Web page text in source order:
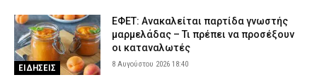
ΕΙΔΗΣΕΙΣ
ΕΦΕΤ: Ανακαλείται παρτίδα γνωστής
μαρμελάδας – Τι πρέπει να προσέξουν
οι καταναλωτές
8 Αυγούστου 2026 18:40